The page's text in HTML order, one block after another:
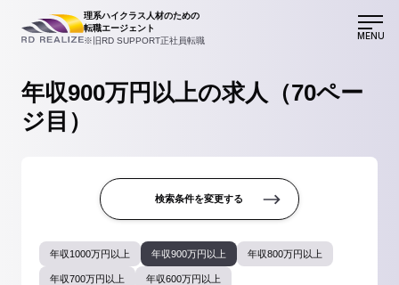
理系ハイクラス人材のための
転職エージェント
※旧RD SUPPORT正社員転職
MENU
年収900万円以上の求人（70ペー
ジ目）
検索条件を変更する
年収1000万円以上 年収900万円以上 年収800万円以上
年収700万円以上 年収600万円以上